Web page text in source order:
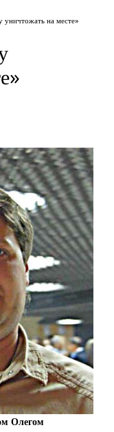
уничтожать на месте»
Олегом